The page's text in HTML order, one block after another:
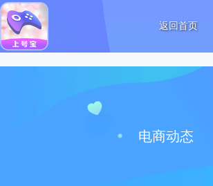
返回首页
电商动态